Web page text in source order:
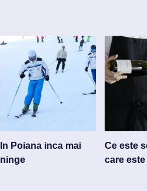
In Poiana inca mai
ninge
Ce este
care